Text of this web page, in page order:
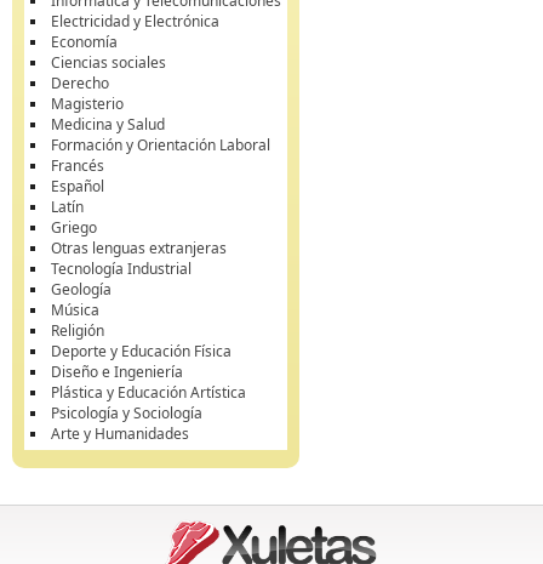
Electricidad y Electrónica
Economía
Ciencias sociales
Derecho
Magisterio
Medicina y Salud
Formación y Orientación Laboral
Francés
Español
Latín
Griego
Otras lenguas extranjeras
Tecnología Industrial
Geología
Música
Religión
Deporte y Educación Física
Diseño e Ingeniería
Plástica y Educación Artística
Psicología y Sociología
Arte y Humanidades